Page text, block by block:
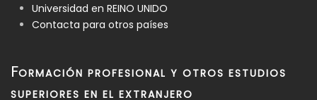
Universidad en REINO UNIDO
Contacta para otros países
FORMACIÓN PROFESIONAL Y OTROS ESTUDIOS
SUPERIORES EN EL EXTRANJERO